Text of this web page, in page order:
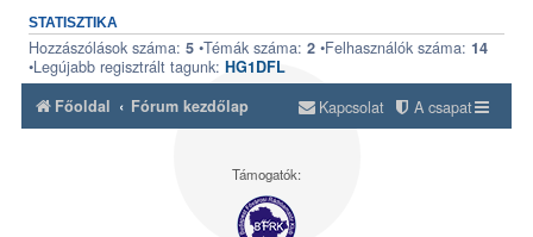
STATISZTIKA
Hozzászólások száma:5 •Témák száma:2 •Felhasználók száma:14
•Legújabb regisztrált tagunk:HG1DFL
Főoldal
Fórum kezdőlap A csapat
Kapcsolat
Támogatók: